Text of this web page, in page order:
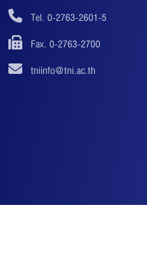
Tel. 0-2763-2601-5
Fax. 0-2763-2700
tniinfo@tni.ac.th